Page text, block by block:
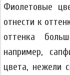
Фиолетовые
отнести к
оттенка
например,
цвета, нежели